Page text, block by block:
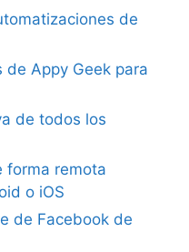
de
Appy Geek para
de todos los
forma remota
o iOS
de Facebook de